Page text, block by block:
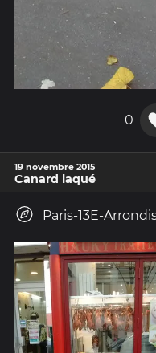
0
19 novembre 2015
Canard laqué
Paris-13E-